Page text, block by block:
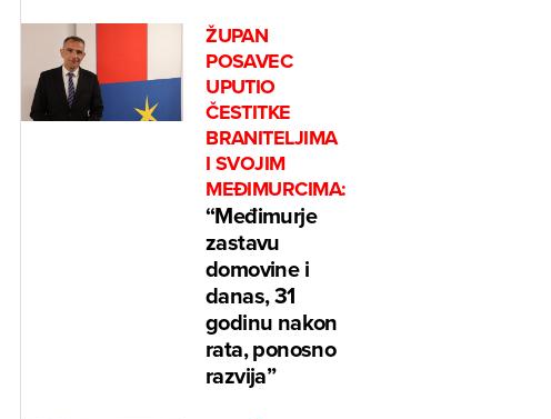
ŽUPAN
POSAVEC
UPUTIO
ČESTITKE
BRANITELJIMA
I SVOJIM
MEĐIMURCIMA:
“Međimurje
zastavu
domovine i
danas, 31
godinu nakon
rata, ponosno
razvija”